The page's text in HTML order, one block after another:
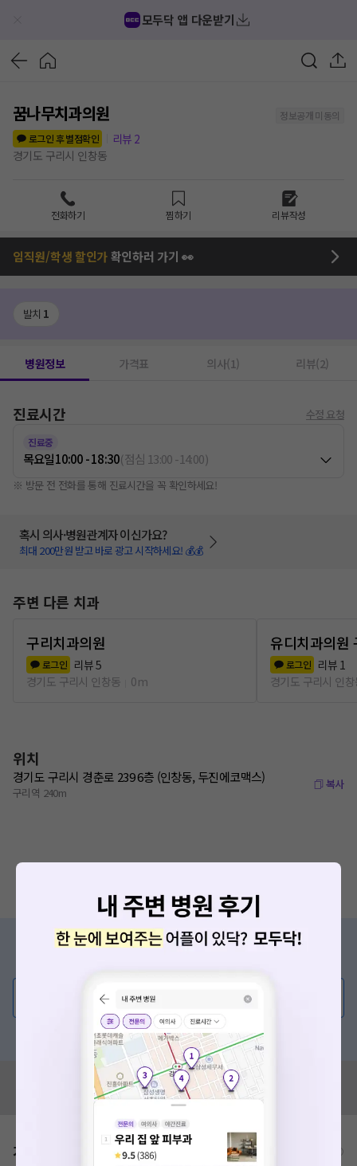
모두닥 앱 다운받기
꿈나무치과의원
정보공개 미동의
로그인 후 별점확인
리뷰 2
경기도 구리시 인창동
전화하기 찜하기 리뷰작성
임직원/학생 할인가확인하러 가기 👀
발치 1
병원정보 가격표 의사(1) 리뷰(2)
진료시간 수정 요청
진료중
목요일10:00 - 18:30(점심 13:00-14:00)
※ 방문 전 전화를 통해 진료시간을 꼭 확인하세요!
혹시 의사·병원관계자 이신가요?
최대 200만원 받고 바로 광고 시작하세요! 💰💰
주변 다른 치과
구리치과의원
로그인 리뷰5
경기도 구리시 인창동
0m
유디치과의원
로그인 리뷰 1
경기도 구리시 인
위치
경기도 구리시 경춘로 239 6층 (인창동, 두진에코맥스)
구리역 240m
복사
증상/치료, 궁금한 점이 있나요?
💬 무엇이든 물어보세요
혹은, 의료상담 서비스에 다양한 게시글 보러가기
혹시 잘못된 병원정보가 있나요?
모두닥 팀에 알려주세요!
가격표 비급여/급여 진료란?